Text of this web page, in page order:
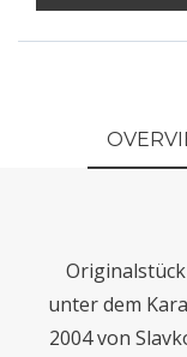
unter dem
2004 von